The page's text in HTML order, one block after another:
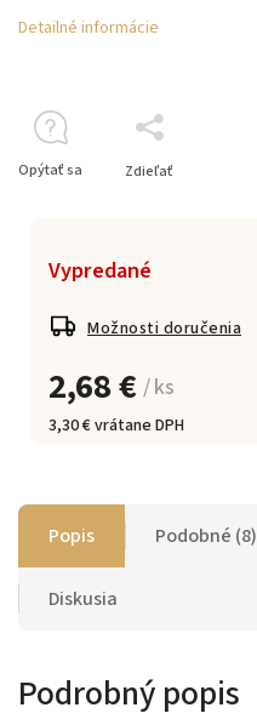
2,68 € / ks
3,30 € vrátane DPH
Vypredané
Možnosti doručenia
Detailné informácie
Opýtať sa Zdieľať
Popis Podobné (8)
Diskusia
Podrobný popis